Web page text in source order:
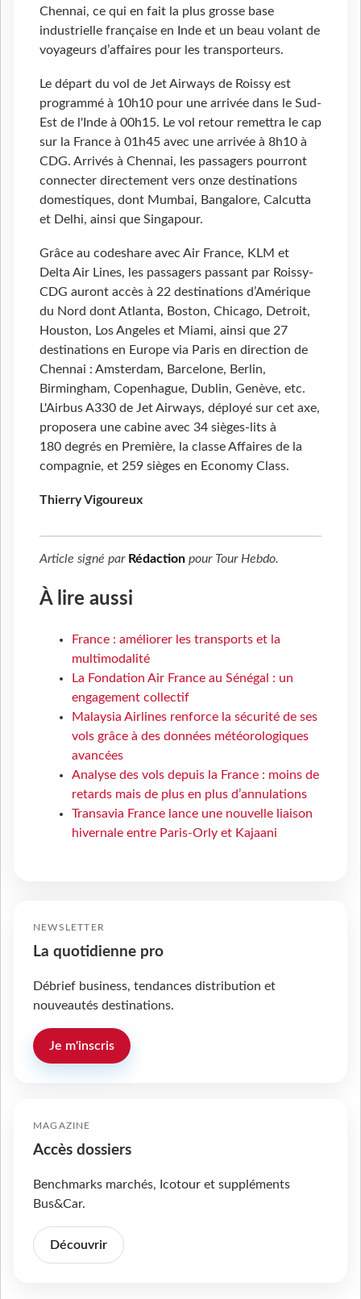
Chennai, ce qui en fait la plus grosse base
industrielle française en Inde et un beau volant de
voyageurs d’affaires pour les transporteurs.
Le départ du vol de Jet Airways de Roissy est
programmé à 10h10 pour une arrivée dans le Sud-
Est de l'Inde à 00h15. Le vol retour remettra le cap
sur la France à 01h45 avec une arrivée à 8h10 à
CDG. Arrivés à Chennai, les passagers pourront
connecter directement vers onze destinations
domestiques, dont Mumbai, Bangalore, Calcutta
et Delhi, ainsi que Singapour.
Grâce au codeshare avec Air France, KLM et
Delta Air Lines, les passagers passant par Roissy-
CDG auront accès à 22 destinations d’Amérique
du Nord dont Atlanta, Boston, Chicago, Detroit,
Houston, Los Angeles et Miami, ainsi que 27
destinations en Europe via Paris en direction de
Chennai : Amsterdam, Barcelone, Berlin,
Birmingham, Copenhague, Dublin, Genève, etc.
L'Airbus A330 de Jet Airways, déployé sur cet axe,
proposera une cabine avec 34 sièges-lits à
180 degrés en Première, la classe Affaires de la
compagnie, et 259 sièges en Economy Class.
Thierry Vigoureux
Article signé par Rédaction pour Tour Hebdo.
À lire aussi
France : améliorer les transports et la
multimodalité
La Fondation Air France au Sénégal : un
engagement collectif
Malaysia Airlines renforce la sécurité de ses
vols grâce à des données météorologiques
avancées
Analyse des vols depuis la France : moins de
retards mais de plus en plus d’annulations
Transavia France lance une nouvelle liaison
hivernale entre Paris-Orly et Kajaani
NEWSLETTER
La quotidienne pro
Débrief business, tendances distribution et
nouveautés destinations.
Je m'inscris
MAGAZINE
Accès dossiers
Benchmarks marchés, Icotour et suppléments
Bus&Car.
Découvrir